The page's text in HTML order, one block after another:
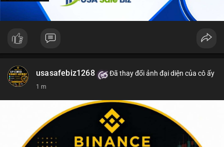
usasafebiz1268 Đã thay đổi ảnh đại diện của cô ấy
1 m